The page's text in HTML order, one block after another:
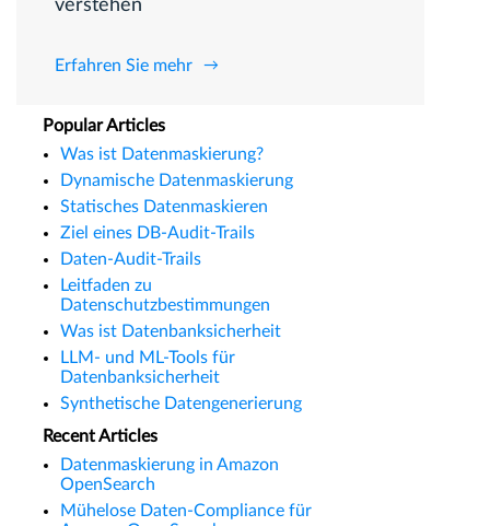
verstehen
Erfahren Sie mehr
Popular Articles
Was ist Datenmaskierung?
Dynamische Datenmaskierung
Statisches Datenmaskieren
Ziel eines DB-Audit-Trails
Daten-Audit-Trails
Leitfaden zu
Datenschutzbestimmungen
Was ist Datenbanksicherheit
LLM- und ML-Tools für
Datenbanksicherheit
Synthetische Datengenerierung
Recent Articles
Datenmaskierung in Amazon
OpenSearch
Mühelose Daten-Compliance für